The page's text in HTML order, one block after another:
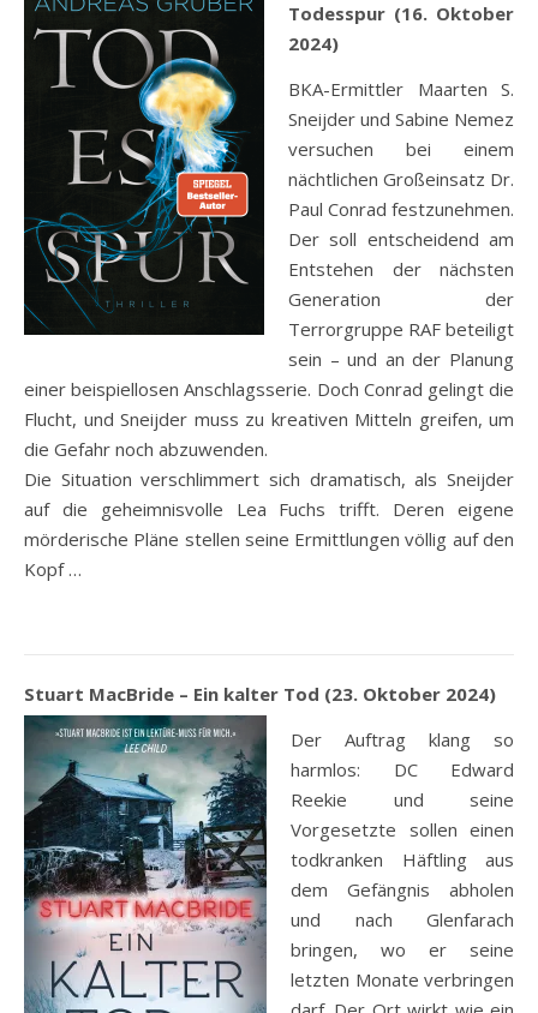
Todesspur (16. Oktober
2024)
BKA-Ermittler Maarten S.
Sneijder und Sabine Nemez
versuchen bei einem
nächtlichen Großeinsatz Dr.
Paul Conrad festzunehmen.
Der soll entscheidend am
Entstehen der nächsten
Generation der
Terrorgruppe RAF beteiligt
sein – und an der Planung
einer beispiellosen Anschlagsserie. Doch Conrad gelingt die
Flucht, und Sneijder muss zu kreativen Mitteln greifen, um
die Gefahr noch abzuwenden.
Die Situation verschlimmert sich dramatisch, als Sneijder
auf die geheimnisvolle Lea Fuchs trifft. Deren eigene
mörderische Pläne stellen seine Ermittlungen völlig auf den
Kopf …
Stuart MacBride – Ein kalter Tod (23. Oktober 2024)
Der Auftrag klang so
harmlos: DC Edward
Reekie und seine
Vorgesetzte sollen einen
todkranken Häftling aus
dem Gefängnis abholen
und nach Glenfarach
bringen, wo er seine
letzten Monate verbringen